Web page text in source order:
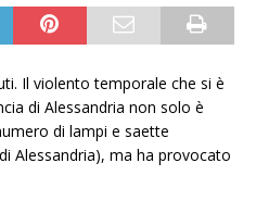
Il violento temporale che si è
di Alessandria non solo è
di lampi e saette
Alessandria), ma ha provocato